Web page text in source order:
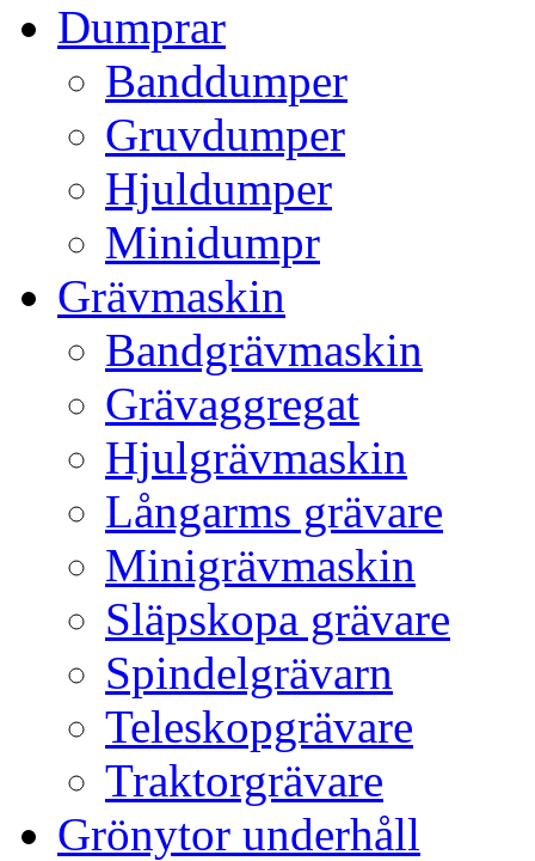
Dumprar
Banddumper
Gruvdumper
Hjuldumper
Minidumpr
Grävmaskin
Bandgrävmaskin
Grävaggregat
Hjulgrävmaskin
Långarms grävare
Minigrävmaskin
Släpskopa grävare
Spindelgrävarn
Teleskopgrävare
Traktorgrävare
Grönytor underhåll